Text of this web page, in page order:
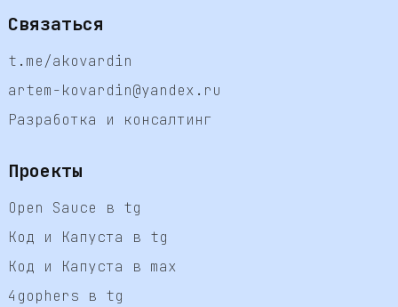
Связаться
t.me/akovardin
artem-kovardin@yandex.ru
Разработка и консалтинг
Проекты
Open Sauce в tg
Код и Капуста в tg
Код и Капуста в max
4gophers в tg